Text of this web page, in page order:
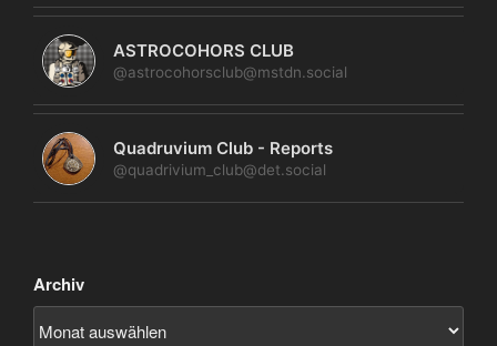
ASTROCOHORS CLUB
@astrocohorsclub@mstdn.social
Quadruvium Club - Reports
@quadrivium_club@det.social
Archiv